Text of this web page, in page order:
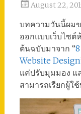
August 22,
บทความวันนี้ผมข
ออกแบบเว็บไซต์
ต้นฉบับมาจาก “
Website Design
แค่ปรับมุมมอง แ
สามารถเรียกผู้ใ